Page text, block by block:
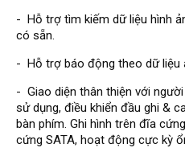
Thiết bị chống trộm Paradox
Thiết bị Enforcer
access control
Khóa điện tử VIRO
Khóa điện tử KBVISION
Access control Syris
- Hỗ trợ tìm kiếm dữ liệu hình
có sẵn.
- Hỗ trợ báo động theo dữ liệu
- Giao diện thân thiện với
sử dụng, điều khiển đầu ghi &
bàn phím. Ghi hình trên đĩa
cứng SATA, hoạt động cực kỳ